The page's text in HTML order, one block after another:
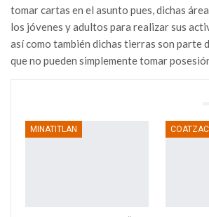
tomar cartas en el asunto pues, dichas
los jóvenes y adultos para realizar sus
así como también dichas tierras son parte
que no pueden simplemente tomar
MINATITLAN